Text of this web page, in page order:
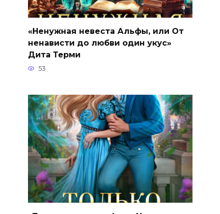
«Ненужная невеста Альфы, или От
ненависти до любви один укус»
Дита Терми
53